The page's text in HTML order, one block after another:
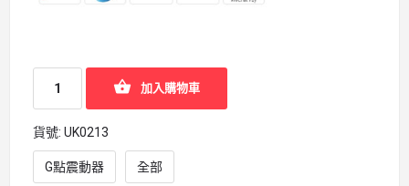
加入購物車
貨號: UK0213
G點震動器 全部